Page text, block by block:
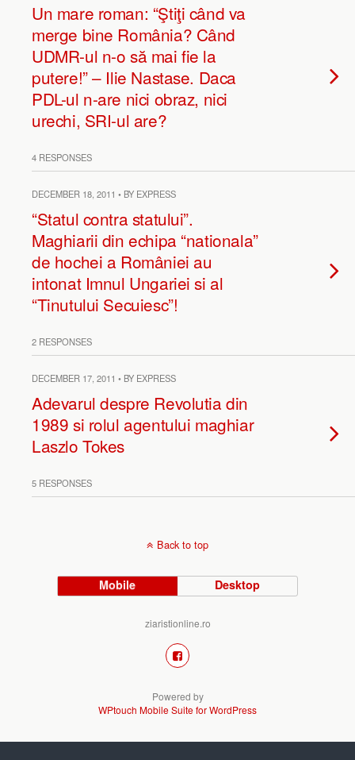
Un mare roman: “Ştiţi când va
merge bine România? Când
UDMR-ul n-o să mai fie la
putere!” – Ilie Nastase. Daca
PDL-ul n-are nici obraz, nici
urechi, SRI-ul are?
4 RESPONSES
DECEMBER 18, 2011 • BY EXPRESS
“Statul contra statului”.
Maghiarii din echipa “nationala”
de hochei a României au
intonat Imnul Ungariei si al
“Tinutului Secuiesc”!
2 RESPONSES
DECEMBER 17, 2011 • BY EXPRESS
Adevarul despre Revolutia din
1989 si rolul agentului maghiar
Laszlo Tokes
5 RESPONSES
Back to top
Mobile Desktop
ziaristionline.ro
Powered by
WPtouch Mobile Suite for WordPress